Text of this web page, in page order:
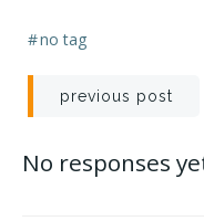
#no tag
de
previous post
No responses